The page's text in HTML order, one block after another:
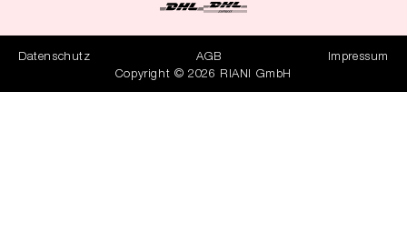
Datenschutz AGB
Impressum
Copyright © 2026 RIANI GmbH